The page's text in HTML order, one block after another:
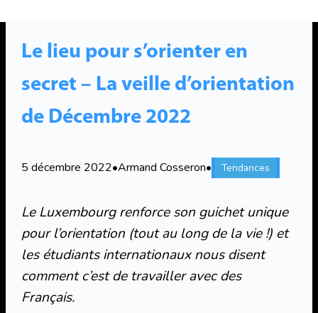
Le lieu pour s’orienter en
secret – La veille d’orientation
de Décembre 2022
5 décembre 2022•Armand Cosseron• Tendances
Le Luxembourg renforce son guichet unique
pour l’orientation (tout au long de la vie !) et
les étudiants internationaux nous disent
comment c’est de travailler avec des
Français.